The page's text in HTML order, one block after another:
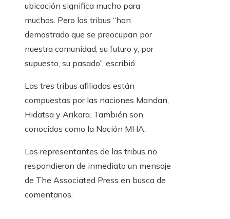
ubicación significa mucho para
muchos. Pero las tribus “han
demostrado que se preocupan por
nuestra comunidad, su futuro y, por
supuesto, su pasado”, escribió.
Las tres tribus afiliadas están
compuestas por las naciones Mandan,
Hidatsa y Arikara. También son
conocidos como la Nación MHA.
Los representantes de las tribus no
respondieron de inmediato un mensaje
de The Associated Press en busca de
comentarios.